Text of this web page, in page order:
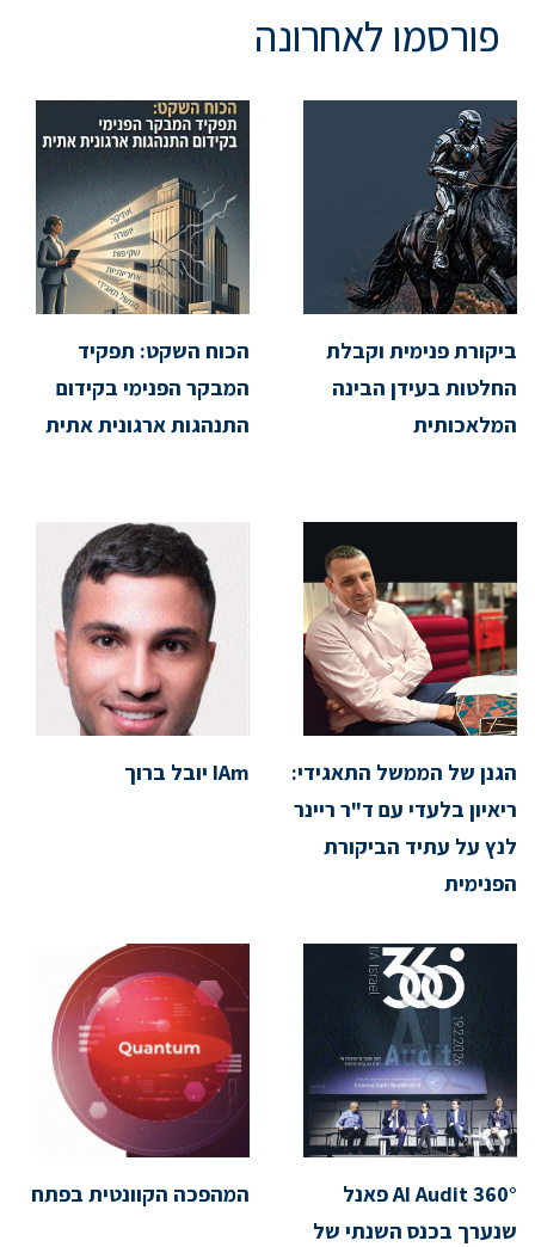
פורסמו לאחרונה
ביקורת פנימית וקבלת
החלטות בעידן הבינה
המלאכותית
הכוח השקט: תפקיד
המבקר הפנימי בקידום
התנהגות ארגונית אתית
הגנן של הממשל התאגידי:
ריאיון בלעדי עם ד"ר ריינר
לנץ על עתיד הביקורת
הפנימית
IAm יובל ברוך
AI Audit 360° פאנל
שנערך בכנס השנתי של
המהפכה הקוונטית בפתח